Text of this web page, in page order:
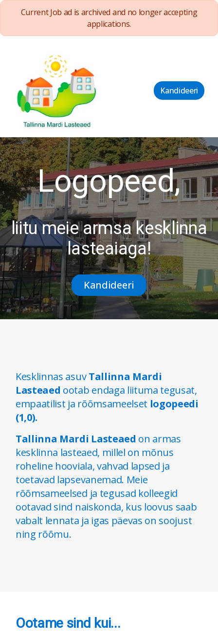
Current Job ad is archived and no longer accepting
applications.
Kandideeri
Logopeed,
liitu meie armsa kesklinna
lasteaiaga!
Kandideeri
Kesklinnas asuvTallinna Mardi
Lasteaed ootab endaga liituma tegusat,
empaatilist ja rõõmsameelset logopeedi
(1,0).
Tallinna Mardi Lasteaed on armas
kesklinna lasteaed, millel on mõnus
roheline hooviala, vahvad lapsed ja
toetavad lapsevanemad. Meie
rõõmsameelsed ja tegusad kolleegid
ootavad sind naiskonda, kus loovus saab
vabalt lennata ja igas päevas on soojust
ning rõõmu.
Ootame sind kui...